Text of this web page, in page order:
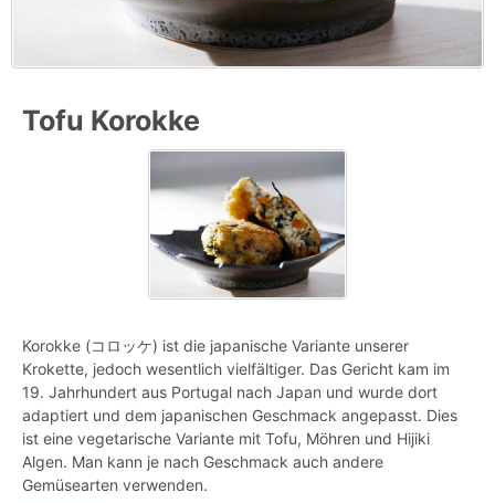
Tofu Korokke
Korokke (コロッケ) ist die japanische Variante unserer
Krokette, jedoch wesentlich vielfältiger. Das Gericht kam im
19. Jahrhundert aus Portugal nach Japan und wurde dort
adaptiert und dem japanischen Geschmack angepasst. Dies
ist eine vegetarische Variante mit Tofu, Möhren und Hijiki
Algen. Man kann je nach Geschmack auch andere
Gemüsearten verwenden.